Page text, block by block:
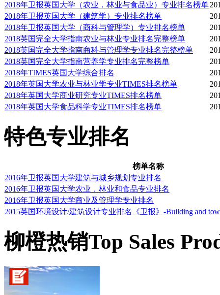
2018年卫报英国大学（农业，林业与食品业）专业排名榜单
2018年卫报英国大学（建筑学）专业排名榜单
2018年卫报英国大学（商科与管理学）专业排名榜单
2018英国完全大学指南农业与林业专业排名完整榜单
2018英国完全大学指南商科与管理学专业排名完整榜单
2018英国完全大学指南营养学专业排名完整榜单
2018年TIMES英国大学综合排名
2018年英国大学农业与林业学专业TIMES排名榜单
2018年英国大学商业研究专业TIMES排名榜单
2018年英国大学食品科学专业TIMES排名榜单
特色专业排名
榜单名称
2016年卫报英国大学建筑与城乡规划专业排名
2016年卫报英国大学农业，林业和食品专业排名
2016年卫报英国大学商业及管理学专业排名
2015英国环境设计/建筑设计专业排名《卫报》-Building and
柳橙热销Top Sales